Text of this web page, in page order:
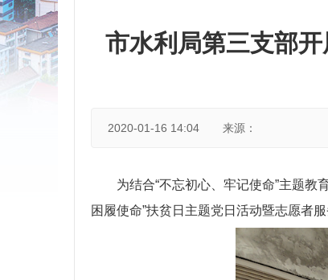
市水利局第三支部
2020-01-16 14:04 来源：
为结合“不忘初心、牢记使命”主题
困履使命”扶贫日主题党日活动暨志愿者